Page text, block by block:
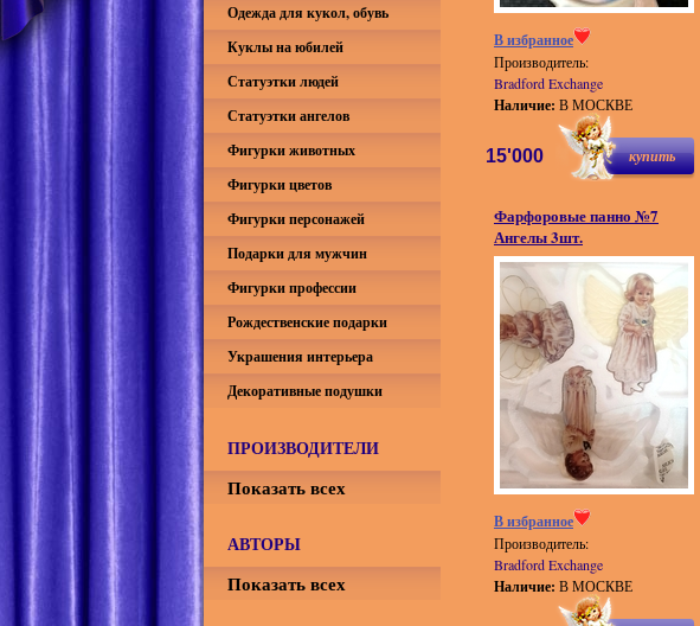
В избранное
Производитель:
Bradford Exchange
Наличие: В МОСКВЕ
купить
15'000
Фарфоровые панно №7
Ангелы 3шт.
В избранное
Производитель:
Bradford Exchange
Наличие: В МОСКВЕ
Одежда для кукол, обувь
Куклы на юбилей
Статуэтки людей
Статуэтки ангелов
Фигурки животных
Фигурки цветов
Фигурки персонажей
Подарки для мужчин
Фигурки профессии
Рождественские подарки
Украшения интерьера
Декоративные подушки
ПРОИЗВОДИТЕЛИ
Показать всех
АВТОРЫ
Показать всех